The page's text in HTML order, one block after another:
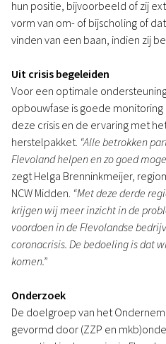
hun positie, bijvoorbeeld of zij
vorm van om- of bijscholing of
vinden van een baan, indien zij
Uit crisis begeleiden
Voor een optimale
opbouwfase is goede
deze crisis en de ervaring met
herstelpakket. “Alle betrokken
Flevoland helpen en zo goed
zegt Helga Brenninkmeijer,
NCW Midden. “Met deze derde
krijgen wij meer inzicht in de
voordoen in de Flevolandse
coronacrisis. De bedoeling is dat
komen.”
Onderzoek
De doelgroep van het
gevormd door (ZZP en